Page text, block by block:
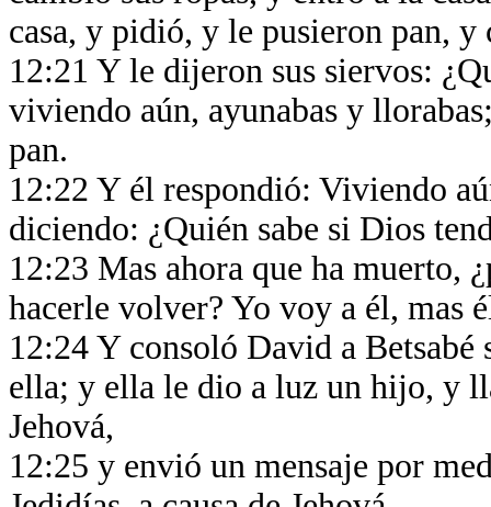
casa, y pidió, y le pusieron pan,
12:21 Y le dijeron sus siervos:
viviendo aún, ayunabas y
pan.
12:22 Y él respondió: Viviendo
diciendo: ¿Quién sabe si Dios
12:23 Mas ahora que ha muerto,
hacerle volver? Yo voy a él, mas
12:24 Y consoló David a
ella; y ella le dio a luz un hijo, y
Jehová,
12:25 y envió un mensaje por